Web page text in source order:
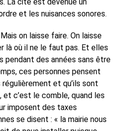
et les nuisances sonores.
on laisse faire. On laisse
là où il ne le faut pas. Et elles
des années sans être
ces personnes pensent
et qu’ils sont
c’est le comble, quand les
imposent des taxes
se disent : « la mairie nous